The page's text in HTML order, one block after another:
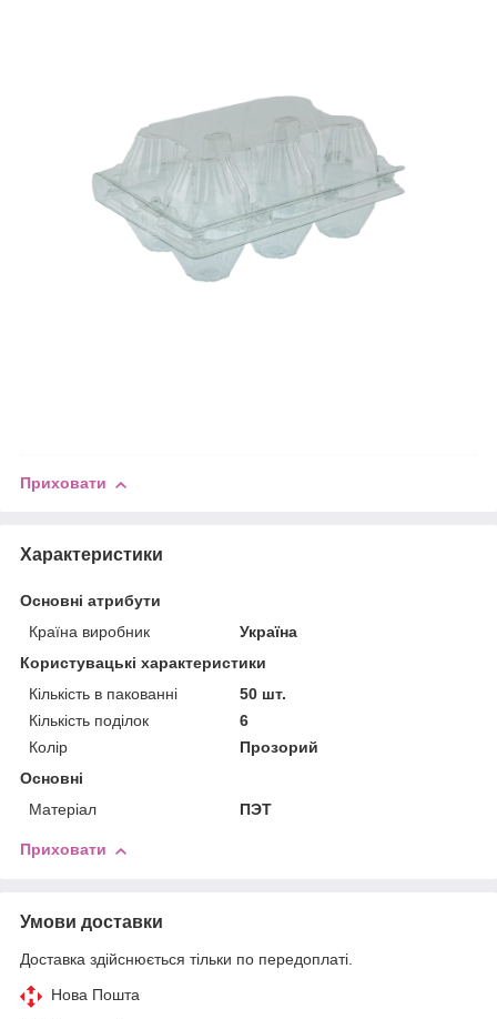
Приховати
Характеристики
Основні атрибути
Країна виробник
Україна
Користувацькі характеристики
Кількість в пакованні
50 шт.
Кількість поділок
6
Колір
Прозорий
Основні
Матеріал
ПЭТ
Приховати
Умови доставки
Доставка здійснюється тільки по передоплаті.
Нова Пошта